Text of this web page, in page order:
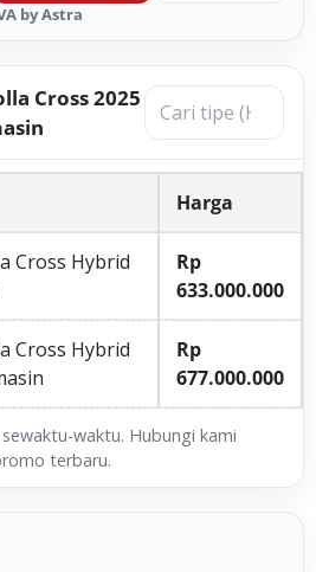
by Astra
Cross 2025
Harga
Cross Hybrid
Rp
633.000.000
Cross Hybrid
Rp
677.000.000
waktu. Hubungi kami
terbaru.